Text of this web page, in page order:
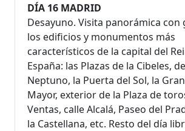
DÍA 16 MADRID
Desayuno. Visita panorámica con
los edificios y monumentos más
característicos de la capital del
España: las Plazas de la Cibeles,
Neptuno, la Puerta del Sol, la
Mayor, exterior de la Plaza de
Ventas, calle Alcalá, Paseo del
la Castellana, etc. Resto del día